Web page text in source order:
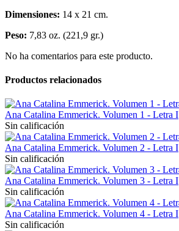
Dimensiones: 14 x 21 cm.
Peso: 7,83 oz. (221,9 gr.)
No ha comentarios para este producto.
Productos relacionados
Ana Catalina Emmerick. Volumen 1 - Letra I
Sin calificación
Ana Catalina Emmerick. Volumen 2 - Letra I
Sin calificación
Ana Catalina Emmerick. Volumen 3 - Letra I
Sin calificación
Ana Catalina Emmerick. Volumen 4 - Letra I
Sin calificación